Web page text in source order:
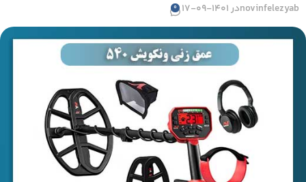
novinfelezyabدر 1401-09-17 0